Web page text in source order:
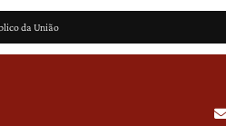
da União